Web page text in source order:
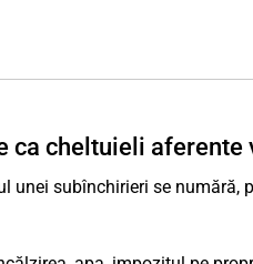
ca cheltuieli aferente
unei subînchirieri se numără,